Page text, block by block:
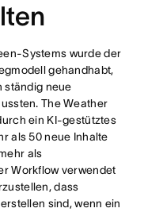
Systems wurde der
gehandhabt,
ständig neue
The Weather
ein KI-gestütztes
als 50 neue Inhalte
als
Workflow verwendet
dass
sind, wenn ein